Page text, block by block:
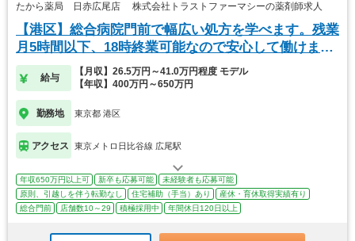
たから薬局 日赤広尾店 株式会社トラストファーマシーの薬剤師求人
【港区】総合病院門前で幅広い処方を学べます。残業
月5時間以下、18時終業可能なので安心して働けま
す。
給与
【月収】26.5万円～41.0万円程度 モデル
【年収】400万円～650万円
勤務地 東京都 港区
アクセス 東京メトロ日比谷線 広尾駅
年収650万円以上可 新卒も応募可能
未経験者も応募可能
原則、引越しを伴う転勤なし
住宅補助（手当）あり
産休・育休取得実績有り
総合門前
店舗数10～29 積極採用中 年間休日120日以上